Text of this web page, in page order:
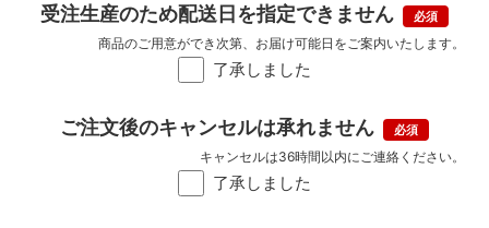
受注生産のため配送日を指定できません
了承しました
商品のご用意ができ次第、お届け可能日をご案内いたします。
ご注文後のキャンセルは承れません
了承しました
キャンセルは36時間以内にご連絡ください。